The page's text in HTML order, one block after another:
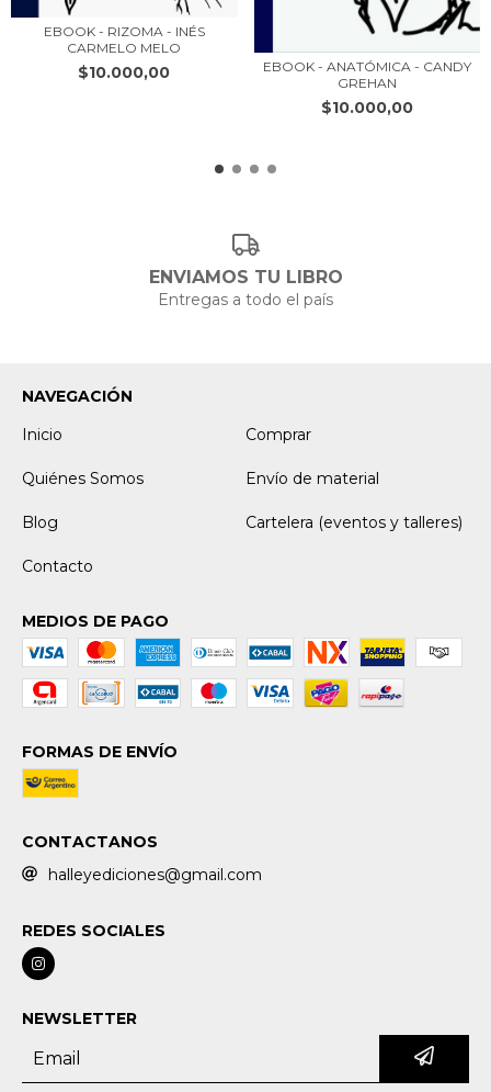
EBOOK - RIZOMA - INÉS
CARMELO MELO
$10.000,00
EBOOK - ANATÓMICA - CANDY
GREHAN
$10.000,00
ENVIAMOS TU LIBRO
Entregas a todo el país
NAVEGACIÓN
Inicio
Comprar
Quiénes Somos Envío de material
Blog Cartelera (eventos y talleres)
Contacto
MEDIOS DE PAGO
FORMAS DE ENVÍO
CONTACTANOS
halleyediciones@gmail.com
REDES SOCIALES
NEWSLETTER